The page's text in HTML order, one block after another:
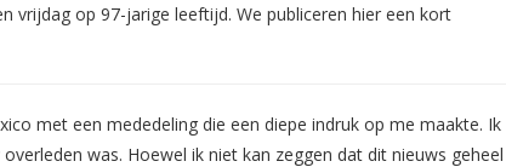
vrijdag op 97-jarige leeftijd. We publiceren hier een kort
met een mededeling die een diepe indruk op me maakte. Ik
was. Hoewel ik niet kan zeggen dat dit nieuws geheel